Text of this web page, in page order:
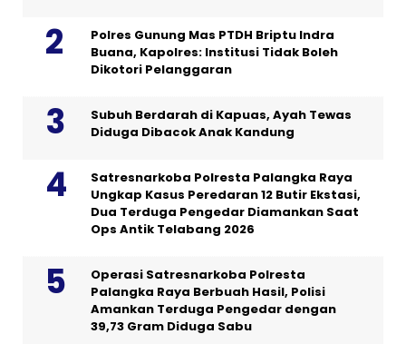
Polres Gunung Mas PTDH Briptu Indra
Buana, Kapolres: Institusi Tidak Boleh
Dikotori Pelanggaran
Subuh Berdarah di Kapuas, Ayah Tewas
Diduga Dibacok Anak Kandung
Satresnarkoba Polresta Palangka Raya
Ungkap Kasus Peredaran 12 Butir Ekstasi,
Dua Terduga Pengedar Diamankan Saat
Ops Antik Telabang 2026
Operasi Satresnarkoba Polresta
Palangka Raya Berbuah Hasil, Polisi
Amankan Terduga Pengedar dengan
39,73 Gram Diduga Sabu